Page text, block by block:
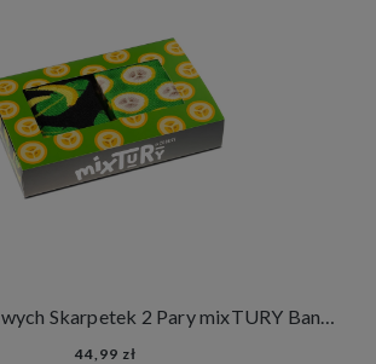
Zestaw Kolorowych Skarpetek 2 Pary mixTURY Bananowe Śmieszne Długie Damskie Męskie Banany Owoce
44,99 zł